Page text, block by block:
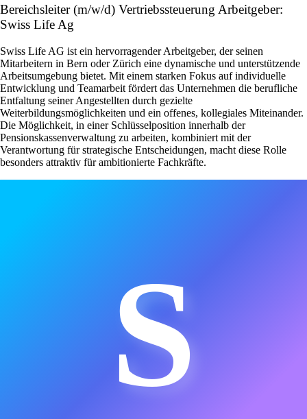
Bereichsleiter (m/w/d) Vertriebssteuerung Arbeitgeber:
Swiss Life Ag
Swiss Life AG ist ein hervorragender Arbeitgeber, der seinen
Mitarbeitern in Bern oder Zürich eine dynamische und unterstützende
Arbeitsumgebung bietet. Mit einem starken Fokus auf individuelle
Entwicklung und Teamarbeit fördert das Unternehmen die berufliche
Entfaltung seiner Angestellten durch gezielte
Weiterbildungsmöglichkeiten und ein offenes, kollegiales Miteinander.
Die Möglichkeit, in einer Schlüsselposition innerhalb der
Pensionskassenverwaltung zu arbeiten, kombiniert mit der
Verantwortung für strategische Entscheidungen, macht diese Rolle
besonders attraktiv für ambitionierte Fachkräfte.
S